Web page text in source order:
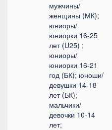
мужчины/
женщины (МК);
юниоры/
юниорки 16-25
лет (U25) ;
юниоры/
юниорки 16-21
год (БК); юноши/
девушки 14-18
лет (БК);
мальчики/
девочки 10-14
лет;